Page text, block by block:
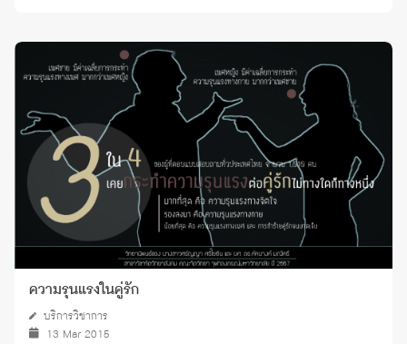
ความรุนแรงในคู่รัก
บริการวิชาการ
13 Mar 2015